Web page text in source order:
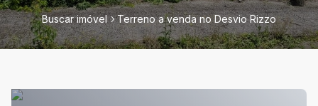
Buscar imóvel Terreno a venda no Desvio Rizzo